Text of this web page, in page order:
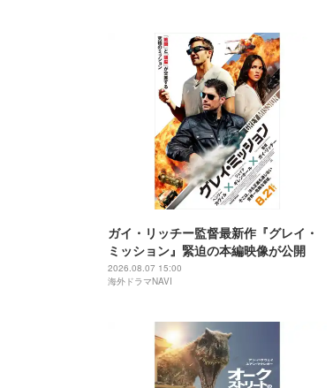
ガイ・リッチー監督最新作『グレイ・
ミッション』緊迫の本編映像が公開
2026.08.07 15:00
海外ドラマNAVI